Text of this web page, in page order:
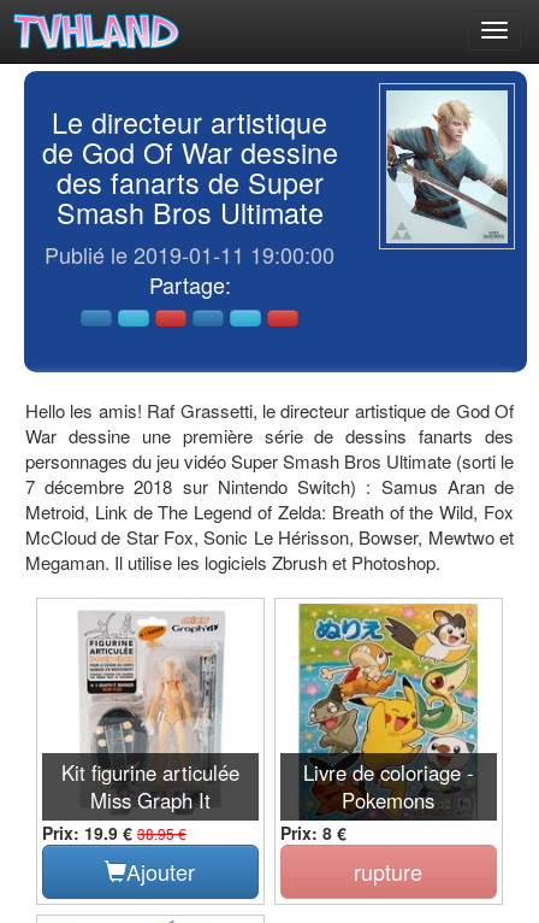
Le directeur artistique
de God Of War dessine
des fanarts de Super
Smash Bros Ultimate
Publié le 2019-01-11 19:00:00
Partage:
Hello les amis! Raf Grassetti, le directeur artistique de God Of
War dessine une première série de dessins fanarts des
personnages du jeu vidéo Super Smash Bros Ultimate (sorti le
7 décembre 2018 sur Nintendo Switch) : Samus Aran de
Metroid, Link de The Legend of Zelda: Breath of the Wild, Fox
McCloud de Star Fox, Sonic Le Hérisson, Bowser, Mewtwo et
Megaman. Il utilise les logiciels Zbrush et Photoshop.
Kit figurine articulée
Miss Graph It
Prix: 19.9 € 38.95 €
Ajouter
Livre de coloriage -
Pokemons
Prix: 8 €
rupture